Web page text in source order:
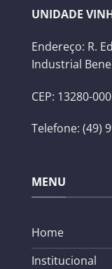
UNIDADE
Endereço: R.
Industrial
CEP: 13280-000
Telefone: (49)
MENU
Home
Institucional